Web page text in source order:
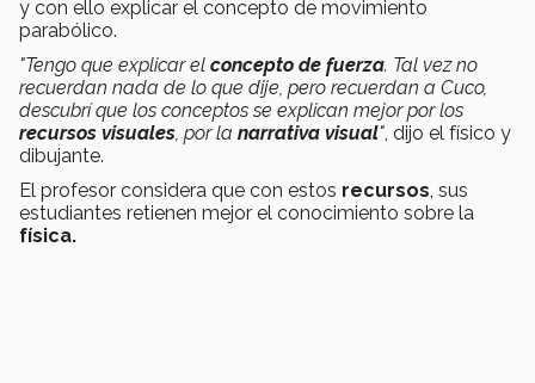
y con ello explicar el concepto de movimiento
parabólico.
"Tengo que explicar el concepto de fuerza. Tal vez no
recuerdan nada de lo que dije, pero recuerdan a Cuco,
descubrí que los conceptos se explican mejor por los
recursos visuales, por la narrativa visual", dijo el físico y
dibujante.
El profesor considera que con estos recursos, sus
estudiantes retienen mejor el conocimiento sobre la
física.